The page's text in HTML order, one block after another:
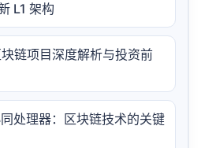
L1 架构
链项目深度解析与投资前
处理器：区块链技术的关键